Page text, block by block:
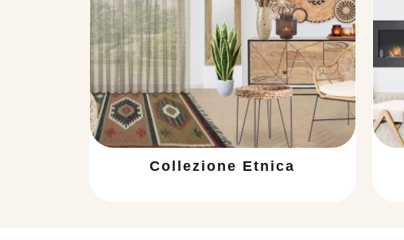
Collezione Etnica